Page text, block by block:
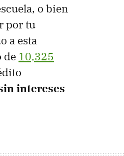
o bien
por tu
a esta
de 10,325
intereses